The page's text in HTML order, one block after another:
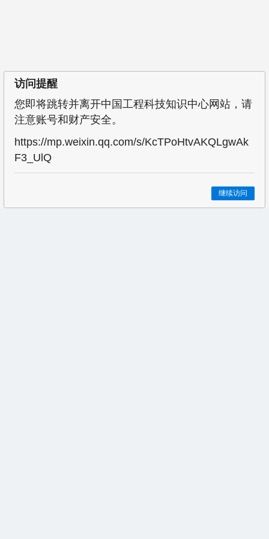
访问提醒
您即将跳转并离开中国工程科技知识中心网站，请
注意账号和财产安全。
https://mp.weixin.qq.com/s/KcTPoHtvAKQLgwAk
F3_UlQ
继续访问